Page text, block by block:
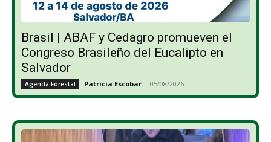
Brasil | ABAF y Cedagro promueven el
Congreso Brasileño del Eucalipto en
Salvador
Agenda Forestal Patricia Escobar - 05/08/2026